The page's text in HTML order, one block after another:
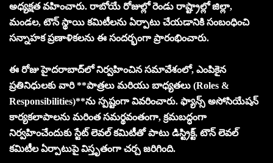
అధ్యక్షత వహించారు. రాబోయే రోజుల్లో రెండు రాష్ట్రాల్లో జిల్లా,
మండల, టౌన్ స్థాయి కమిటీలను ఏర్పాటు చేయడానికి సంబంధించి
సన్నాహక ప్రణాళికలను ఈ సందర్భంగా ప్రారంభించారు.
ఈ రోజు హైదరాబాద్‌లో నిర్వహించిన సమావేశంలో, ఎంపికైన
ప్రతినిధులకు వారి **పాత్రలు మరియు బాధ్యతలు (Roles &
Responsibilities)**ను స్పష్టంగా వివరించారు. ఫ్యాన్స్ అసోసియేషన్
కార్యకలాపాలను మరింత సమర్థవంతంగా, క్రమబద్ధంగా
నిర్వహించేందుకు స్టేట్ లెవల్ కమిటీతో పాటు డిస్ట్రిక్ట్, టౌన్ లెవల్
కమిటీల ఏర్పాటుపై విస్తృతంగా చర్చ జరిగింది.